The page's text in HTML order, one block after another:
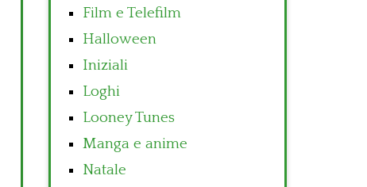
Film e Telefilm
Halloween
Iniziali
Loghi
Looney Tunes
Manga e anime
Natale